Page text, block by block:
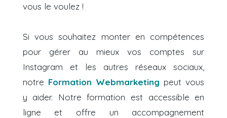
vous le voulez !
Si vous souhaitez monter en compétences
pour gérer au mieux vos comptes sur
Instagram et les autres réseaux sociaux,
notre Formation Webmarketing peut vous
y aider. Notre formation est accessible en
ligne et offre un accompagnement